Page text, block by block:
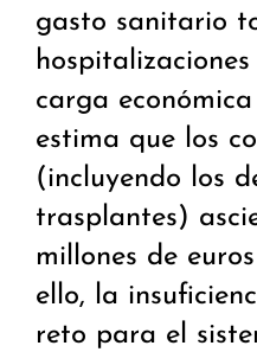
gasto sanitario
carga
estima que los
(incluyendo los
trasplantes)
millones de
ello, la
reto para el